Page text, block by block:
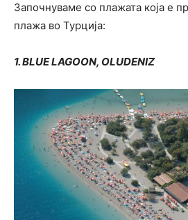
Започнуваме со плажата која е
плажа во Турција:
1. BLUE LAGOON, OLUDENIZ